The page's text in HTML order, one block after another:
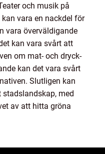
och musik på
vara en nackdel för
vara överväldigande
kan vara svårt att
om mat- och dryck-
kan det vara svårt
Slutligen kan
med
av att hitta gröna